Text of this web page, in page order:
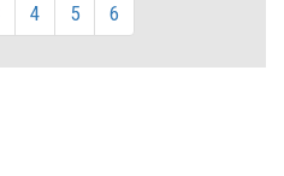
4 5 6